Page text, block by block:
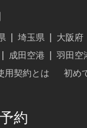
埼玉県 大阪府
成田空港 羽田空
用契約とは 初め
約